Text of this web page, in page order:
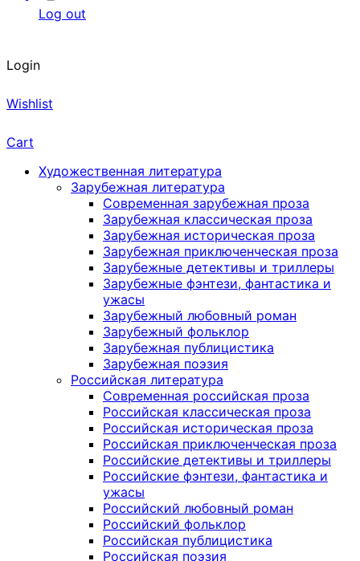
Log out
Login
Wishlist
Cart
Художественная литература
Зарубежная литература
Современная зарубежная проза
Зарубежная классическая проза
Зарубежная историческая проза
Зарубежная приключенческая проза
Зарубежные детективы и триллеры
Зарубежные фэнтези, фантастика и
ужасы
Зарубежный любовный роман
Зарубежный фольклор
Зарубежная публицистика
Зарубежная поэзия
Российская литература
Современная российская проза
Российская классическая проза
Российская историческая проза
Российская приключенческая проза
Российские детективы и триллеры
Российские фэнтези, фантастика и
ужасы
Российский любовный роман
Российский фольклор
Российская публицистика
Российская поэзия